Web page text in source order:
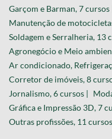
Garçom e Barman, 7 cursos
Manutenção de
Soldagem e Serralheria, 13
Agronegócio e Meio
Ar condicionado,
Corretor de imóveis, 8
Jornalismo, 6 cursos |
Gráfica e Impressão 3D, 7
Outras profissões, 11